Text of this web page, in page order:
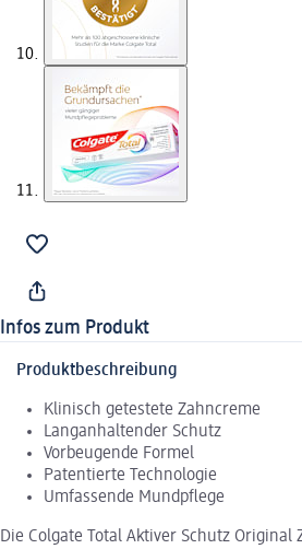
Infos zum Produkt
Produktbeschreibung
Klinisch getestete Zahncreme
Langanhaltender Schutz
Vorbeugende Formel
Patentierte Technologie
Umfassende Mundpflege
Die Colgate Total Aktiver Schutz Original